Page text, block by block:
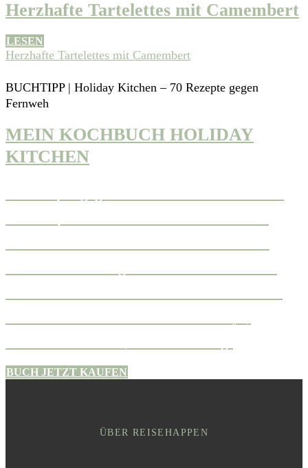
Herzhafte Tartelettes mit Camembert
LESEN
Herzhafte Tartelettes mit Camembert
BUCHTIPP| Holiday Kitchen – 70 Rezepte gegen
Fernweh
MEIN KOCHBUCH HOLIDAY
KITCHEN
BUCH JETZT KAUFEN
ÜBER REISEHAPPEN